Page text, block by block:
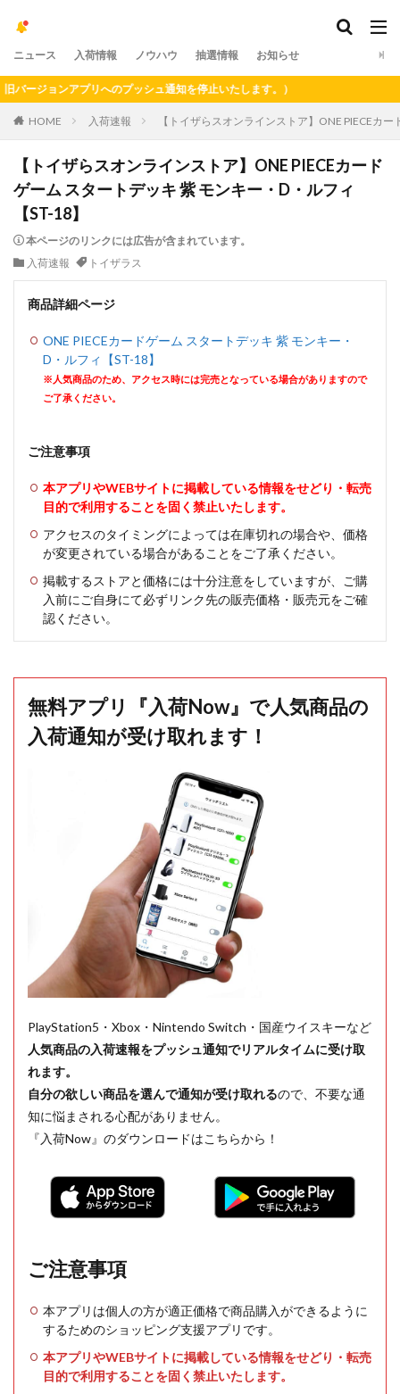
ニュース 入荷情報 ノウハウ 抽選情報 お知らせ
ジョンアプリへのプッシュ通知を停止いたします。）
HOME 入荷速報 【トイザらスオンラインストア】ONE PIECEカ
【トイザらスオンラインストア】ONE PIECEカード
ゲーム スタートデッキ 紫 モンキー・D・ルフィ
【ST-18】
本ページのリンクには広告が含まれています。
入荷速報
トイザラス
商品詳細ページ
ONE PIECEカードゲーム スタートデッキ 紫 モンキー・
D・ルフィ【ST-18】
※人気商品のため、アクセス時には完売となっている場合がありますので
ご了承ください。
ご注意事項
本アプリやWEBサイトに掲載している情報をせどり・転売
目的で利用することを固く禁止いたします。
アクセスのタイミングによっては在庫切れの場合や、価格
が変更されている場合があることをご了承ください。
掲載するストアと価格には十分注意をしていますが、ご購
入前にご自身にて必ずリンク先の販売価格・販売元をご確
認ください。
無料アプリ『入荷Now』で人気商品の
入荷通知が受け取れます！
PlayStation5・Xbox・Nintendo Switch・国産ウイスキーなど
人気商品の入荷速報をプッシュ通知でリアルタイムに受け取
れます。
自分の欲しい商品を選んで通知が受け取れるので、不要な通
知に悩まされる心配がありません。
『入荷Now』のダウンロードはこちらから！
ご注意事項
本アプリは個人の方が適正価格で商品購入ができるように
するためのショッピング支援アプリです。
本アプリやWEBサイトに掲載している情報をせどり・転売
目的で利用することを固く禁止いたします。